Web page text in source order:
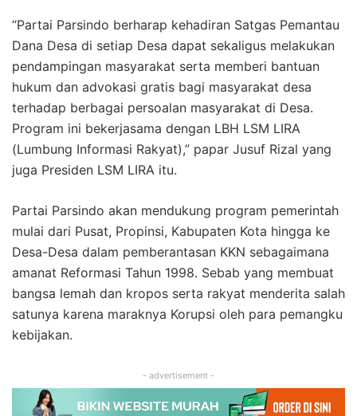
“Partai Parsindo berharap kehadiran Satgas Pemantau
Dana Desa di setiap Desa dapat sekaligus melakukan
pendampingan masyarakat serta memberi bantuan
hukum dan advokasi gratis bagi masyarakat desa
terhadap berbagai persoalan masyarakat di Desa.
Program ini bekerjasama dengan LBH LSM LIRA
(Lumbung Informasi Rakyat),” papar Jusuf Rizal yang
juga Presiden LSM LIRA itu.
Partai Parsindo akan mendukung program pemerintah
mulai dari Pusat, Propinsi, Kabupaten Kota hingga ke
Desa-Desa dalam pemberantasan KKN sebagaimana
amanat Reformasi Tahun 1998. Sebab yang membuat
bangsa lemah dan kropos serta rakyat menderita salah
satunya karena maraknya Korupsi oleh para pemangku
kebijakan.
- advertisement -